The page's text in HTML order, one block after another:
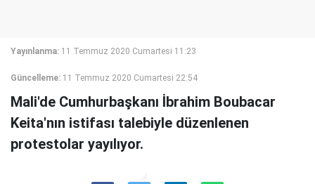
Yayınlanma: 11 Temmuz 2020 Cumartesi 11:23
Güncelleme: 11 Temmuz 2020 Cumartesi 22:54
Mali'de Cumhurbaşkanı İbrahim Boubacar
Keita'nın istifası talebiyle düzenlenen
protestolar yayılıyor.